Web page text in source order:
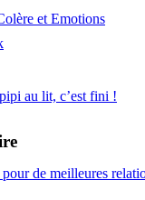
et Emotions
au lit, c’est fini !
de meilleures